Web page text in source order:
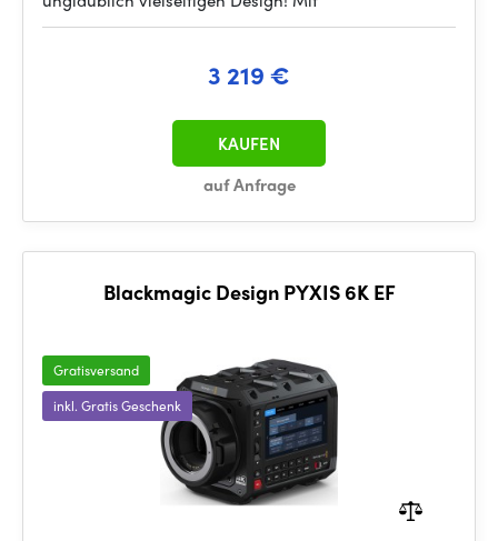
3 219 €
auf Anfrage
KAUFEN
Blackmagic Design PYXIS 6K EF
Gratisversand
inkl. Gratis Geschenk